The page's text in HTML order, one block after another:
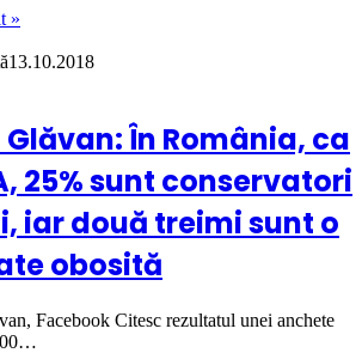
»
13.10.2018
În România, ca
25% sunt conservatori
iar două treimi sunt o
obosită
Facebook Citesc rezultatul unei anchete